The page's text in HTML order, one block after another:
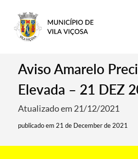
Aviso Amarelo
Elevada – 21 DEZ
Atualizado em 21/12/2021
publicado em 21 de December de 2021